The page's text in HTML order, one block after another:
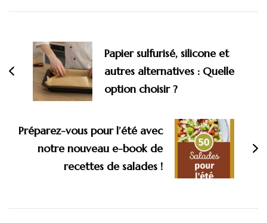
d'article
Papier sulfurisé, silicone et
autres alternatives : Quelle
option choisir ?
Préparez-vous pour l’été avec
notre nouveau e-book de
recettes de salades !